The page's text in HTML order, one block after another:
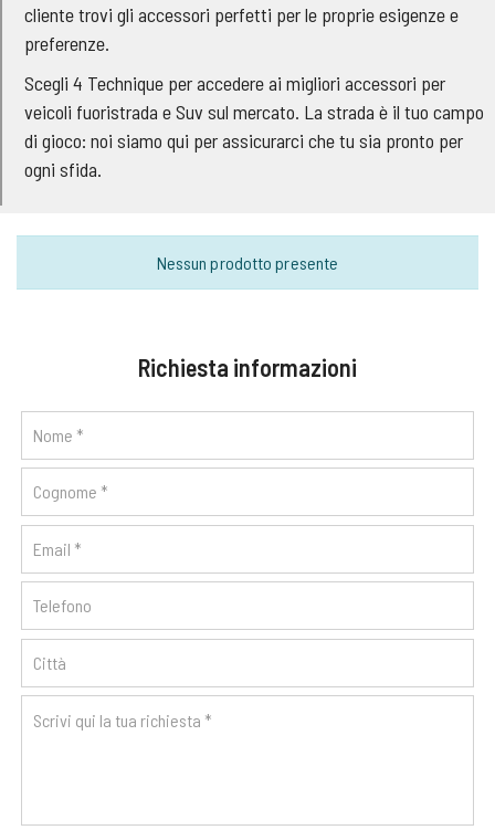
cliente trovi gli accessori perfetti per le proprie esigenze e
preferenze.
Scegli 4 Technique per accedere ai migliori accessori per
veicoli fuoristrada e Suv sul mercato. La strada è il tuo campo
di gioco: noi siamo qui per assicurarci che tu sia pronto per
ogni sfida.
Nessun prodotto presente
Richiesta informazioni